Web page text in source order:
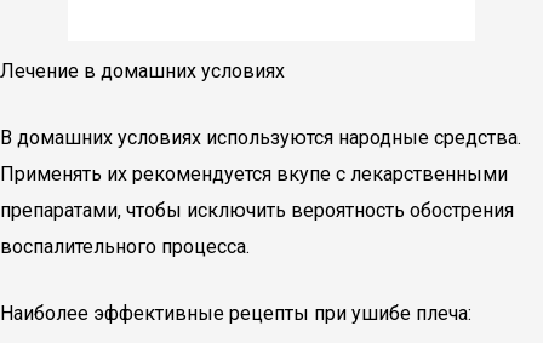
Лечение в домашних условиях
В домашних условиях используются народные средства.
Применять их рекомендуется вкупе с лекарственными
препаратами, чтобы исключить вероятность обострения
воспалительного процесса.
Наиболее эффективные рецепты при ушибе плеча: